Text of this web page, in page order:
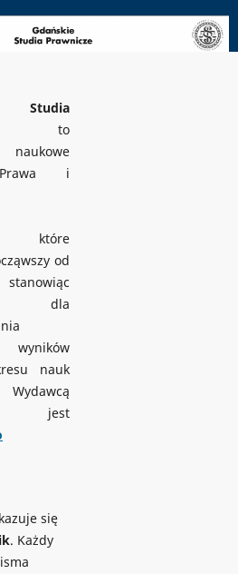
Naukowe
Studia
naukowe
Prawa i
które
od
dla
nauk
jest
się
. Każdy